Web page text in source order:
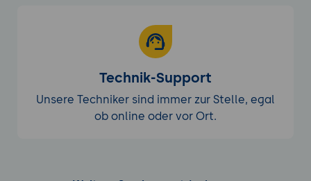
Technik-Support
Unsere Techniker sind immer zur Stelle, egal
ob online oder vor Ort.